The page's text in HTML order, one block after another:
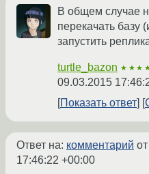
В общем случае
перекачать базу
запустить
turtle_bazon
09.03.2015
Показать ответ
Ответ на: комментарий
17:46:22 +00:00